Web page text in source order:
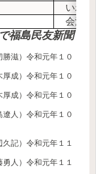
いわき
会津若
福島民友新聞
）令和元年１０
成）令和元年１０
成）令和元年１０
）令和元年１０
久記）令和元年１１
人）令和元年１１